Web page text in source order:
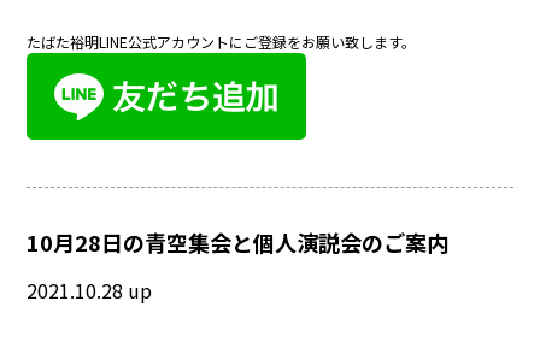
たばた裕明LINE公式アカウントにご登録をお願い致します。
10月28日の青空集会と個人演説会のご案内
2021.10.28 up